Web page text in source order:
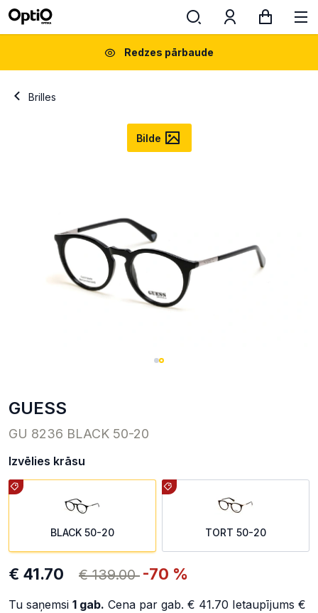
Redzes pārbaude
Brilles
Bilde
GUESS
GU 8236 BLACK 50-20
Izvēlies krāsu
BLACK 50-20 TORT 50-20
€ 41.70 € 139.00 -70 %
Tu saņemsi 1 gab. Cena par gab. € 41.70 Ietaupījums €